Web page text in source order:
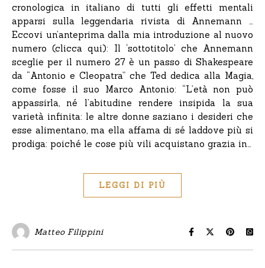
cronologica in italiano di tutti gli effetti mentali
apparsi sulla leggendaria rivista di Annemann …
Eccovi un’anteprima dalla mia introduzione al nuovo
numero (clicca qui): Il ‘sottotitolo’ che Annemann
sceglie per il numero 27 è un passo di Shakespeare
da “Antonio e Cleopatra” che Ted dedica alla Magia,
come fosse il suo Marco Antonio: “L’età non può
appassirla, né l’abitudine rendere insipida la sua
varietà infinita: le altre donne saziano i desideri che
esse alimentano, ma ella affama di sé laddove più si
prodiga: poiché le cose più vili acquistano grazia in…
LEGGI DI PIÙ
Matteo Filippini